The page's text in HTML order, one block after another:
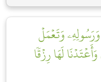
وَتَعۡمَلۡ
لَهَا رِزۡقٗا